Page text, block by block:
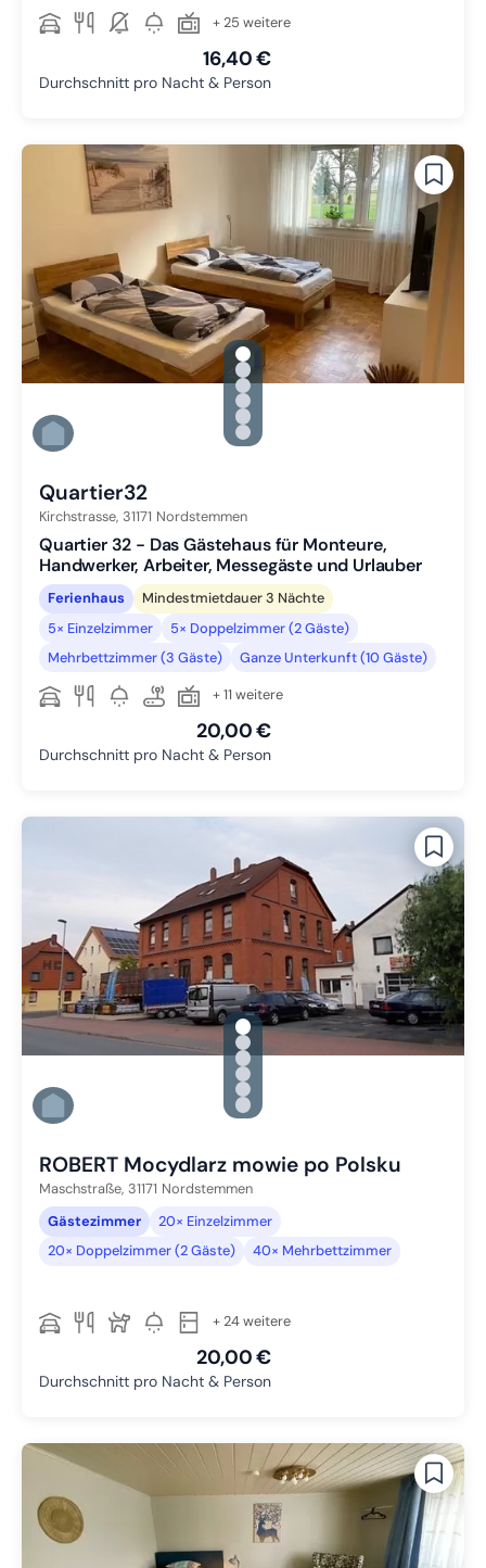
+ 25 weitere
16,40 €
Durchschnitt pro Nacht & Person
gallery.slide_selector
Zu Slide 1 wechseln
Zu Slide 2 wechseln
Zu Slide 3 wechseln
Zu Slide 4 wechseln
Zu Slide 5 wechseln
Zu Slide 6 wechseln
Quartier32
Kirchstrasse, 31171 Nordstemmen
Quartier 32 - Das Gästehaus für Monteure,
Handwerker, Arbeiter, Messegäste und Urlauber
Ferienhaus
Mindestmietdauer 3 Nächte
5× Einzelzimmer
5× Doppelzimmer (2 Gäste)
Mehrbettzimmer (3 Gäste)
Ganze Unterkunft (10 Gäste)
+ 11 weitere
20,00 €
Durchschnitt pro Nacht & Person
gallery.slide_selector
Zu Slide 1 wechseln
Zu Slide 2 wechseln
Zu Slide 3 wechseln
Zu Slide 4 wechseln
Zu Slide 5 wechseln
Zu Slide 6 wechseln
ROBERT Mocydlarz mowie po Polsku
Maschstraße, 31171 Nordstemmen
Gästezimmer
20× Einzelzimmer
20× Doppelzimmer (2 Gäste)
40× Mehrbettzimmer
+ 24 weitere
20,00 €
Durchschnitt pro Nacht & Person